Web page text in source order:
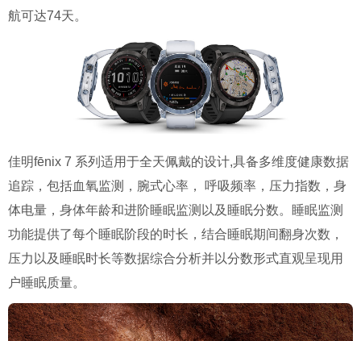
航可达74天。
佳明fēnix 7 系列适用于全天佩戴的设计,具备多维度健康数据
追踪，包括血氧监测，腕式心率， 呼吸频率，压力指数，身
体电量，身体年龄和进阶睡眠监测以及睡眠分数。睡眠监测
功能提供了每个睡眠阶段的时长，结合睡眠期间翻身次数，
压力以及睡眠时长等数据综合分析并以分数形式直观呈现用
户睡眠质量。